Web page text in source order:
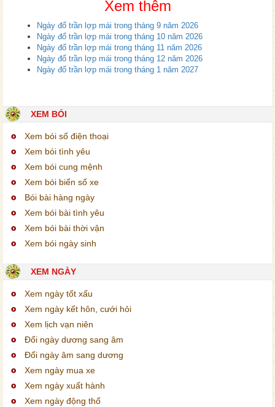
Xem thêm
Ngày đổ trần lợp mái trong tháng 9 năm 2026
Ngày đổ trần lợp mái trong tháng 10 năm 2026
Ngày đổ trần lợp mái trong tháng 11 năm 2026
Ngày đổ trần lợp mái trong tháng 12 năm 2026
Ngày đổ trần lợp mái trong tháng 1 năm 2027
XEM BÓI
Xem bói số điện thoại
Xem bói tình yêu
Xem bói cung mệnh
Xem bói biển số xe
Bói bài hàng ngày
Xem bói bài tình yêu
Xem bói bài thời vận
Xem bói ngày sinh
XEM NGÀY
Xem ngày tốt xấu
Xem ngày kết hôn, cưới hỏi
Xem lịch vạn niên
Đổi ngày dương sang âm
Đổi ngày âm sang dương
Xem ngày mua xe
Xem ngày xuất hành
Xem ngày động thổ